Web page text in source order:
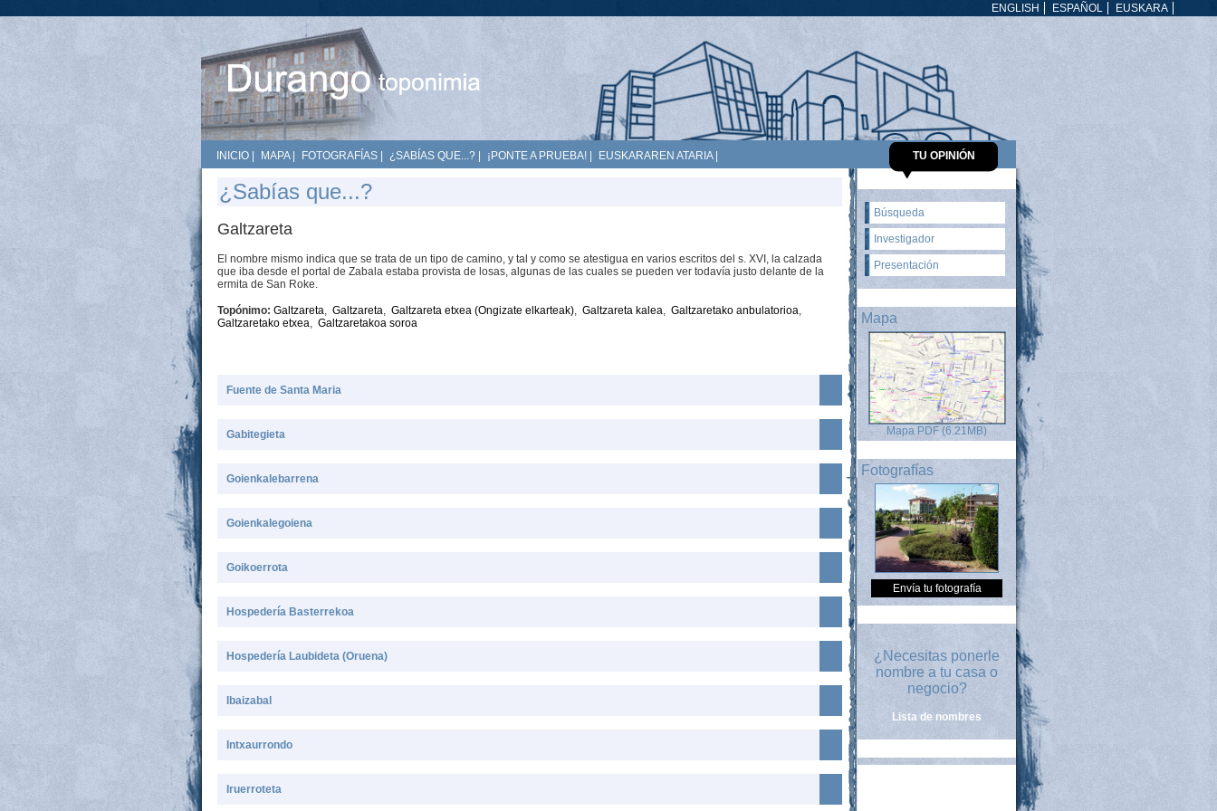
EUSKARA
ESPAÑOL
ENGLISH
INICIO MAPA| FOTOGRAFÍAS ¿SABÍAS QUE...? ¡PONTE A PRUEBA! EUSKARAREN ATARIA| TU OPINIÓN
¿Sabías que...?
Galtzareta
El nombre mismo indica que se trata de un tipo de camino, y tal y como se atestigua en varios escritos del s. XVI, la calzada
que iba desde el portal de Zabala estaba provista de losas, algunas de las cuales se pueden ver todavía justo delante de la
ermita de San Roke.
Topónimo: Galtzareta, Galtzareta, Galtzareta etxea (Ongizate elkarteak), Galtzareta kalea, Galtzaretako anbulatorioa,
Galtzaretako etxea, Galtzaretakoa soroa
Fuente de Santa Maria
Gabitegieta
Goienkalebarrena
Goienkalegoiena
Goikoerrota
Hospedería Basterrekoa
Hospedería Laubideta (Oruena)
Ibaizabal
Intxaurrondo
Iruerroteta
Búsqueda
Investigador
Presentación
Mapa
Mapa PDF (6.21MB)
Fotografías
Envía tu fotografía
¿Necesitas ponerle
nombre a tu casa o
negocio?
Lista de nombres